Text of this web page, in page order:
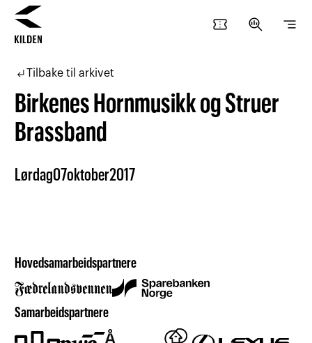
confirmation_number search_insights segment
subdirectory_arrow_leftTilbake til arkivet
Birkenes Hornmusikk og Struer
Brassband
Lørdag07oktober2017
Hovedsamarbeidspartnere
Samarbeidspartnere